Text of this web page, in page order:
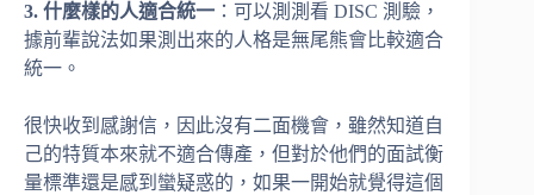
3. 什麼樣的人適合統一 ：可以測測看 DISC 測驗，
據前輩說法如果測出來的人格是無尾熊會比較適合
統一。
很快收到感謝信，因此沒有二面機會，雖然知道自
己的特質本來就不適合傳產，但對於他們的面試衡
量標準還是感到蠻疑惑的，如果一開始就覺得這個